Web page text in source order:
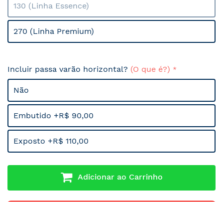
130 (Linha Essence)
270 (Linha Premium)
Incluir passa varão horizontal? (O que é?)
Não
Embutido +R$ 90,00
Exposto +R$ 110,00
Adicionar ao Carrinho